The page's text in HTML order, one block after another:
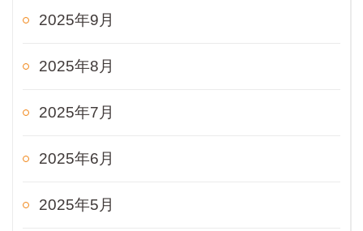
2025年9月
2025年8月
2025年7月
2025年6月
2025年5月